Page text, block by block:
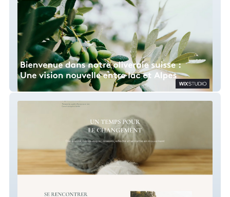
Oliviers de begnins